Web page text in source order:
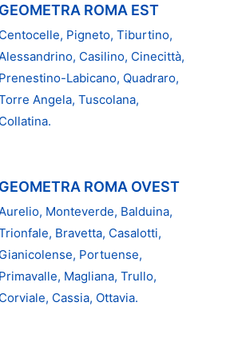
GEOMETRA ROMA EST
Centocelle, Pigneto, Tiburtino,
Alessandrino, Casilino, Cinecittà,
Prenestino-Labicano, Quadraro,
Angela, Tuscolana,
Collatina.
GEOMETRA ROMA OVEST
Aurelio, Monteverde, Balduina,
Bravetta, Casalotti,
Gianicolense, Portuense,
Primavalle, Magliana, Trullo,
Corviale, Cassia, Ottavia.